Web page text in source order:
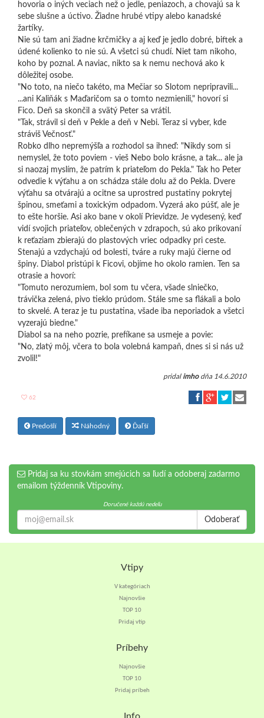
hovoria o iných veciach než o jedle, peniazoch, a chovajú sa k
sebe slušne a úctivo. Žiadne hrubé vtipy alebo kanadské
žartíky.
Nie sú tam ani žiadne krčmičky a aj keď je jedlo dobré, biftek a
údené kolienko to nie sú. A všetci sú chudí. Niet tam nikoho,
koho by poznal. A naviac, nikto sa k nemu nechová ako k
dôležitej osobe.
"No toto, na niečo takéto, ma Mečiar so Slotom nepripravili...
...ani Kaliňák s Maďaričom sa o tomto nezmienili," hovorí si
Fico. Deň sa skončil a svätý Peter sa vrátil.
"Tak, strávil si deň v Pekle a deň v Nebi. Teraz si vyber, kde
stráviš Večnosť."
Robko dlho nepremýšľa a rozhodol sa ihneď: "Nikdy som si
nemyslel, že toto poviem - vieš Nebo bolo krásne, a tak... ale ja
si naozaj myslím, že patrím k priateľom do Pekla." Tak ho Peter
odvedie k výťahu a on schádza stále dolu až do Pekla. Dvere
výťahu sa otvárajú a ocitne sa uprostred pustatiny pokrytej
špinou, smeťami a toxickým odpadom. Vyzerá ako púšť, ale je
to ešte horšie. Asi ako bane v okolí Prievidze. Je vydesený, keď
vidí svojich priateľov, oblečených v zdrapoch, sú ako prikovaní
k reťaziam zbierajú do plastových vriec odpadky pri ceste.
Stenajú a vzdychajú od bolesti, tváre a ruky majú čierne od
špiny. Diabol pristúpi k Ficovi, objíme ho okolo ramien. Ten sa
otrasie a hovorí:
"Tomuto nerozumiem, bol som tu včera, všade slniečko,
trávička zelená, pivo tieklo prúdom. Stále sme sa flákali a bolo
to skvelé. A teraz je tu pustatina, všade iba neporiadok a všetci
vyzerajú biedne."
Diabol sa na neho pozrie, prefíkane sa usmeje a povie:
"No, zlatý môj, včera to bola volebná kampaň, dnes si si nás už
zvolil!"
pridal imhodňa 14.6.2010
62
Predošlí Náhodný Ďaľší
Pridaj sa ku stovkám smejúcich sa ľudí a odoberaj zadarmo
emailom týždenník Vtipoviny.
Doručené každú nedeľu
Odoberať
Vtipy
V kategóriach
Najnovšie
TOP 10
Pridaj vtip
Príbehy
Najnovšie
TOP 10
Pridaj príbeh